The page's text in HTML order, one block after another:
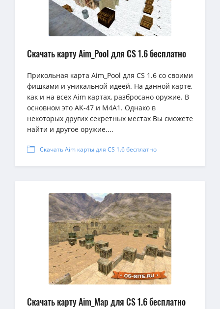
Скачать карту Aim_Pool для CS 1.6 бесплатно
Прикольная карта Aim_Pool для CS 1.6 со своими
фишками и уникальной идеей. На данной карте,
как и на всех Aim картах, разбросано оружие. В
основном это AK-47 и M4A1. Однако в
некоторых других секретных местах Вы сможете
найти и другое оружие....
Скачать Aim карты для CS 1.6 бесплатно
Скачать карту Aim_Map для CS 1.6 бесплатно